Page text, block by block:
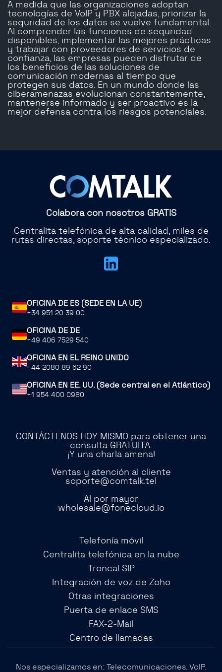
A medida que las organizaciones adoptan
tecnologías de VoIP y PBX alojadas, priorizar la
seguridad de los datos se vuelve fundamental.
Al comprender las funciones de seguridad
disponibles, implementar las mejores prácticas
y trabajar con proveedores de servicios de
confianza, las empresas pueden disfrutar de
los beneficios de las soluciones de
comunicación modernas al tiempo que
protegen sus datos. En un mundo donde las
ciberamenazas evolucionan constantemente,
mantenerse informado y ser proactivo es la
mejor defensa contra los riesgos potenciales.
Colabora con nosotros GRATIS
Centralita telefónica de alta calidad, miles de
rutas directas, soporte técnico especializado.
OFICINA DE ES (SEDE EN LA UE)
+34 951 20 39 00
OFICINA DE DE
+49 406 7529 540
OFICINA EN EL REINO UNIDO
+44 2080 89 62 90
OFICINA EN EE. UU. (Sede central en el Atlántico)
+1 954 400 0980
CONTÁCTENOS HOY MISMO para obtener una
consulta GRATUITA.
¡Y una charla amena!
Ventas y atención al cliente
soporte@comtalk.tel
Al por mayor
wholesale@fonecloud.io
Telefonía móvil
Centralita telefónica en la nube
Troncal SIP
Integración de voz de Zoho
Otras integraciones
Puerta de enlace SMS
FAX-2-Mail
Centro de llamadas
Nos especializamos en: Telecomunicaciones. VoIP.